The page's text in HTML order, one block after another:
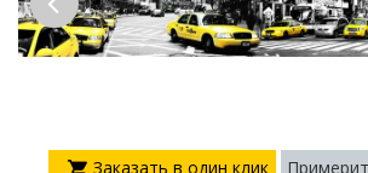
Заказать в один клик